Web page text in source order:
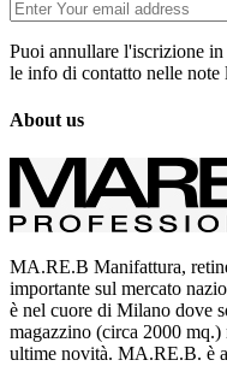
Puoi annullare l'iscrizione
le info di contatto nelle note
About us
MA.RE.B Manifattura,
importante sul mercato
è nel cuore di Milano dove
magazzino (circa 2000 mq.)
ultime novità. MA.RE.B. è